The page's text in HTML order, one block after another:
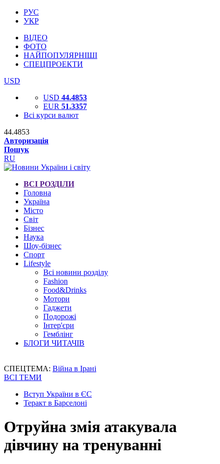
РУС
УКР
ВІДЕО
ФОТО
НАЙПОПУЛЯРНІШІ
СПЕЦПРОЕКТИ
USD
USD 44.4853
EUR 51.3357
Всі курси валют
44.4853
Авторизація
Пошук
RU
ВСІ РОЗДІЛИ
Головна
Україна
Місто
Світ
Бізнес
Наука
Шоу-бізнес
Спорт
Lifestyle
Всі новини розділу
Fashion
Food&Drinks
Мотори
Гаджети
Подорожі
Інтер'єри
Гемблінг
БЛОГИ ЧИТАЧІВ
СПЕЦТЕМА: Війна в Ірані
ВСІ ТЕМИ
Вступ України в ЄС
Теракт в Барселоні
Отруйна змія атакувала
дівчину на тренуванні